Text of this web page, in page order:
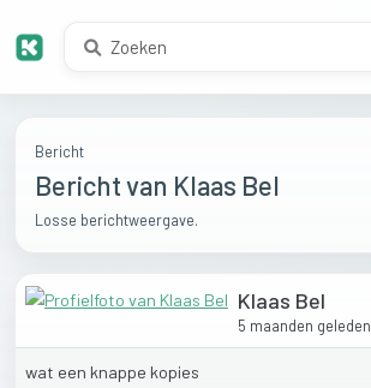
Bericht
Bericht van Klaas Bel
Losse berichtweergave.
Klaas Bel
5 maanden geleden
wat een knappe kopies